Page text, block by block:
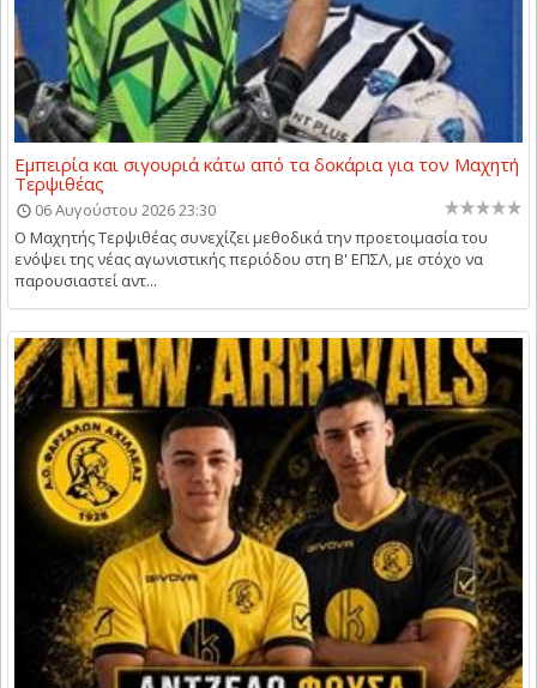
Εμπειρία και σιγουριά κάτω από τα δοκάρια για τον Μαχητή
Τερψιθέας
06 Αυγούστου 2026 23:30
Ο Μαχητής Τερψιθέας συνεχίζει μεθοδικά την προετοιμασία του
ενόψει της νέας αγωνιστικής περιόδου στη Β' ΕΠΣΛ, με στόχο να
παρουσιαστεί αντ...